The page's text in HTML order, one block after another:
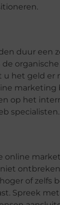
duur een
het geld er
op het
specialisten.
online
of zelfs
Spreek